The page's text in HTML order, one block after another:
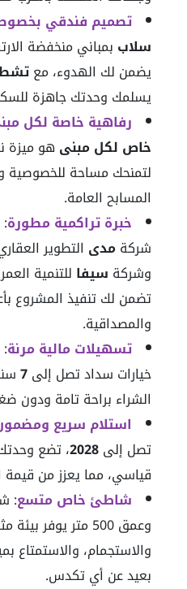
تصميم فندقي
سلاب بمباني منخفضة
يضمن لك الهدوء، مع
يسلمك وحدتك جاهزة
رفاهية خاصة لكل
خاص لكل مبنى هو ميزة
لتمنحك مساحة للخصوصية
المسابح العامة.
خبرة تراكمية مطورة:
شركةمدى
وشركة سيفا
تضمن لك تنفيذ المشروع
والمصداقية.
تسهيلات مالية مرنة:
خيارات سداد تصل إلى7
الشراء براحة تامة ودون
استلام سريع
تصل إلى2028، تضع
قياسي، مما يعزز من قيمة
شاطئ خاص متسع
وعمق 500 متر يوفر
والاستجمام، والاستمتاع
بعيد عن أي تكدس.